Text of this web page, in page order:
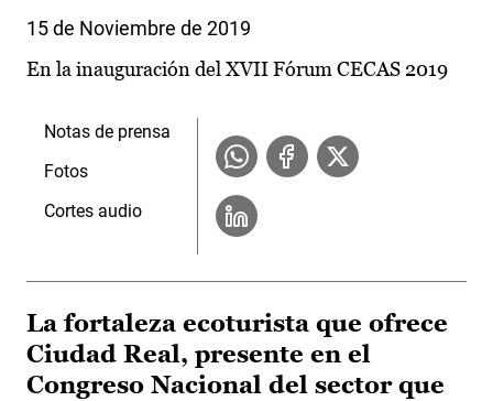
15 de Noviembre de 2019
En la inauguración del XVII Fórum CECAS 2019
Notas de prensa
Fotos
Cortes audio
La fortaleza ecoturista que ofrece
Ciudad Real, presente en el
Congreso Nacional del sector que